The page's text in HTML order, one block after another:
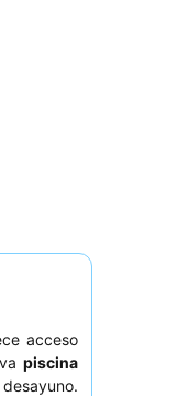
acceso
piscina